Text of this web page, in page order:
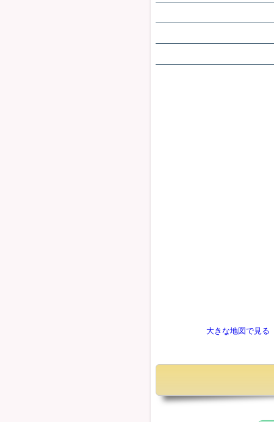
大きな地図で見る